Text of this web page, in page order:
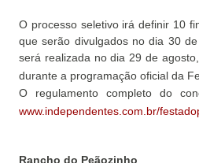
O processo seletivo irá definir 10
que serão divulgados no dia 30
será realizada no dia 29 de
durante a programação oficial da
O regulamento completo do
www.independentes.com.br/
Rancho do Peãozinho